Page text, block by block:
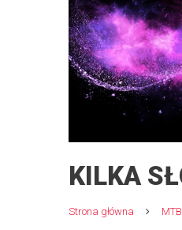
KILKA
Strona główna MTB